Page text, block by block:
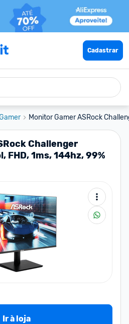
Cadastrar
Monitor Gamer ASRock
Challenger
FHD, 1ms, 144hz, 99%
Ir à loja